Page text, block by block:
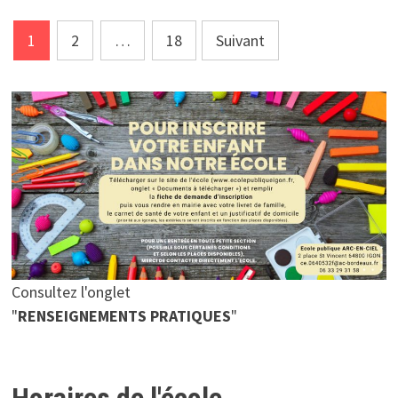
Pagination
des
publications
1 2 … 18 Suivant
Consultez l'onglet
"RENSEIGNEMENTS PRATIQUES"